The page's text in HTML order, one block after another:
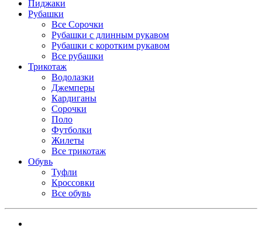
Пиджаки
Рубашки
Все Сорочки
Рубашки с длинным рукавом
Рубашки с коротким рукавом
Все рубашки
Трикотаж
Водолазки
Джемперы
Кардиганы
Сорочки
Поло
Футболки
Жилеты
Все трикотаж
Обувь
Туфли
Кроссовки
Все обувь